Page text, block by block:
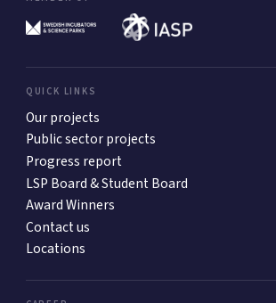
QUICK LINKS
Our projects
Public sector projects
Progress report
LSP Board & Student Board
Award Winners
Contact us
Locations